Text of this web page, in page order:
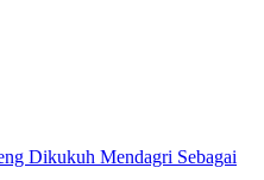
Dikukuh Mendagri Sebagai